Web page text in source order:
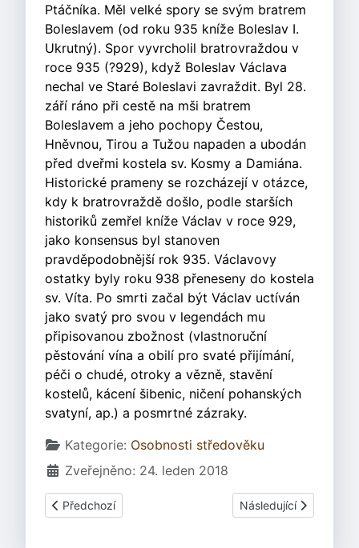
Ptáčníka. Měl velké spory se svým bratrem
Boleslavem (od roku 935 kníže Boleslav I.
Ukrutný). Spor vyvrcholil bratrovraždou v
roce 935 (?929), když Boleslav Václava
nechal ve Staré Boleslavi zavraždit. Byl 28.
září ráno při cestě na mši bratrem
Boleslavem a jeho pochopy Čestou,
Hněvnou, Tirou a Tužou napaden a ubodán
před dveřmi kostela sv. Kosmy a Damiána.
Historické prameny se rozcházejí v otázce,
kdy k bratrovraždě došlo, podle starších
historiků zemřel kníže Václav v roce 929,
jako konsensus byl stanoven
pravděpodobnější rok 935. Václavovy
ostatky byly roku 938 přeneseny do kostela
sv. Víta. Po smrti začal být Václav uctíván
jako svatý pro svou v legendách mu
připisovanou zbožnost (vlastnoruční
pěstování vína a obilí pro svaté přijímání,
péči o chudé, otroky a vězně, stavění
kostelů, kácení šibenic, ničení pohanských
svatyní, ap.) a posmrtné zázraky.
Základní údaje
Kategorie: Osobnosti středověku
Zveřejněno: 24. leden 2018
Předchozí článek: sv. Zdislava - rekonstrukce obličeje
Předchozí Další článek: Ludmila,
Následující